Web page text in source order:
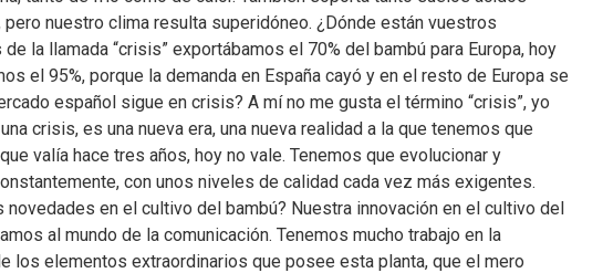
pero nuestro clima resulta superidóneo. ¿Dónde están vuestros
la llamada “crisis” exportábamos el 70% del bambú para Europa, hoy
el 95%, porque la demanda en España cayó y en el resto de Europa se
español sigue en crisis? A mí no me gusta el término “crisis”, yo
crisis, es una nueva era, una nueva realidad a la que tenemos que
valía hace tres años, hoy no vale. Tenemos que evolucionar y
con unos niveles de calidad cada vez más exigentes.
novedades en el cultivo del bambú? Nuestra innovación en el cultivo del
al mundo de la comunicación. Tenemos mucho trabajo en la
los elementos extraordinarios que posee esta planta, que el mero